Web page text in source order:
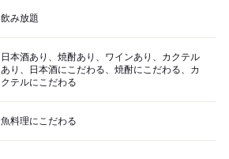
飲み放題
日本酒あり、焼酎あり、ワインあり、カクテル
あり、日本酒にこだわる、焼酎にこだわる、カ
クテルにこだわる
魚料理にこだわる